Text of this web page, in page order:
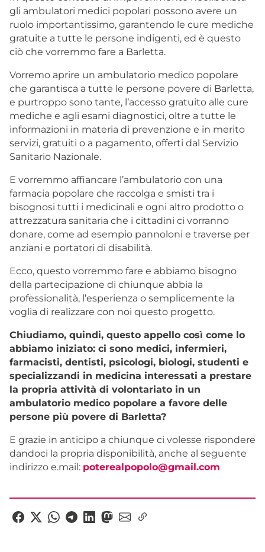
gli ambulatori medici popolari possono avere un
ruolo importantissimo, garantendo le cure mediche
gratuite a tutte le persone indigenti, ed è questo
ciò che vorremmo fare a Barletta.
Vorremo aprire un ambulatorio medico popolare
che garantisca a tutte le persone povere di Barletta,
e purtroppo sono tante, l’accesso gratuito alle cure
mediche e agli esami diagnostici, oltre a tutte le
informazioni in materia di prevenzione e in merito
servizi, gratuiti o a pagamento, offerti dal Servizio
Sanitario Nazionale.
E vorremmo affiancare l’ambulatorio con una
farmacia popolare che raccolga e smisti tra i
bisognosi tutti i medicinali e ogni altro prodotto o
attrezzatura sanitaria che i cittadini ci vorranno
donare, come ad esempio pannoloni e traverse per
anziani e portatori di disabilità.
Ecco, questo vorremmo fare e abbiamo bisogno
della partecipazione di chiunque abbia la
professionalità, l’esperienza o semplicemente la
voglia di realizzare con noi questo progetto.
Chiudiamo, quindi, questo appello così come lo
abbiamo iniziato: ci sono medici, infermieri,
farmacisti, dentisti, psicologi, biologi, studenti e
specializzandi in medicina interessati a prestare
la propria attività di volontariato in un
ambulatorio medico popolare a favore delle
persone più povere di Barletta?
E grazie in anticipo a chiunque ci volesse rispondere
dandoci la propria disponibilità, anche al seguente
indirizzo e.mail: poterealpopolo@gmail.com